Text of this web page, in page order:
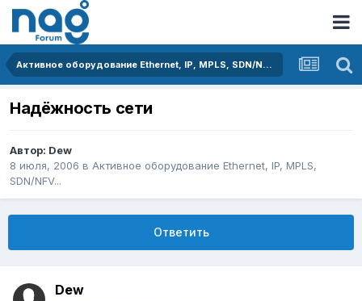
Активное оборудование Ethernet, IP, MPLS, SDN/NFV...
Надёжность сети
Автор: Dew
8 июля, 2006 в Активное оборудование Ethernet, IP, MPLS,
SDN/NFV...
Ответить
Dew